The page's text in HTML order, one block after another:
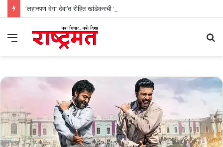
‘लहानपण देगा देवा’त रोहित खांडेकरची छाप
Menu